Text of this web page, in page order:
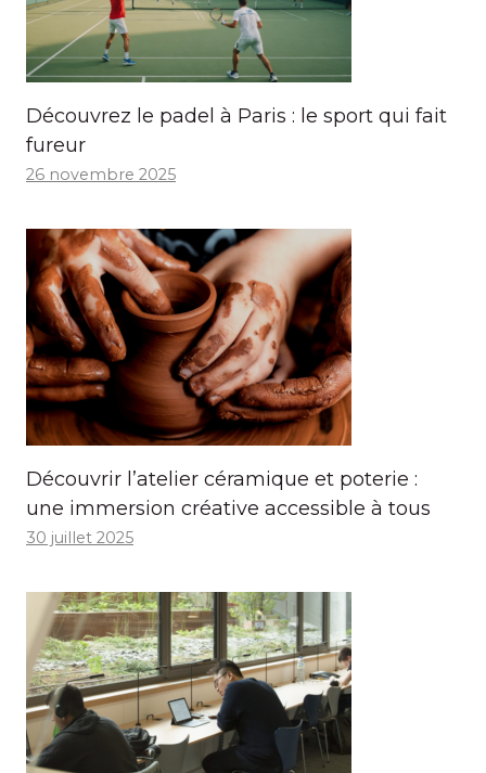
Découvrez le padel à Paris : le sport qui fait
fureur
26 novembre 2025
Découvrir l’atelier céramique et poterie :
une immersion créative accessible à tous
30 juillet 2025